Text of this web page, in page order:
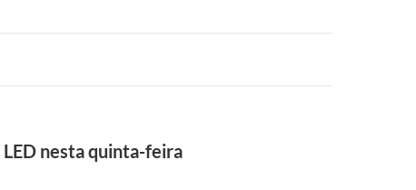
nesta quinta-feira